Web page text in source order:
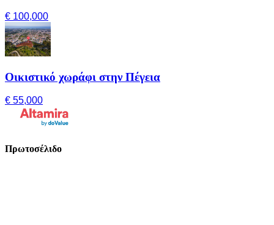
€ 100,000
Οικιστικό χωράφι στην Πέγεια
€ 55,000
Πρωτοσέλιδο